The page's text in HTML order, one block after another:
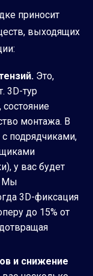
приносит
выходящих
Это,
3D-тур
монтажа. В
подрядчиками,
у вас будет
Мы
3D-фиксация
до 15% от
и снижение